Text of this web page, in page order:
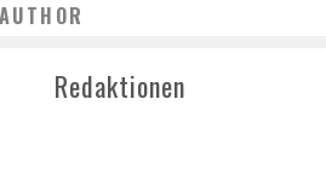
Redaktionen